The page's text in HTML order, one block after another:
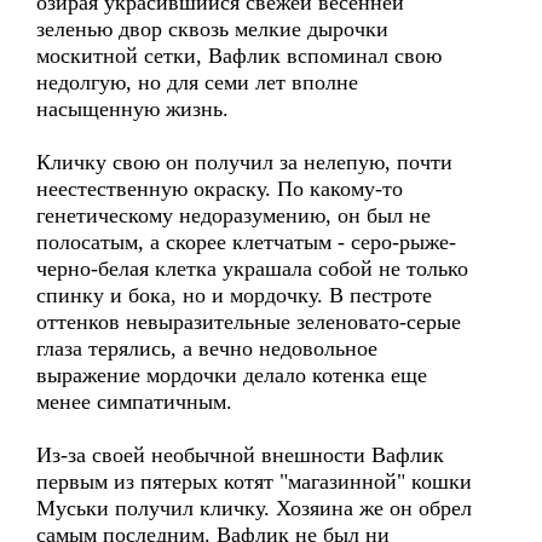
зеленью двор сквозь мелкие дырочки
москитной сетки, Вафлик вспоминал свою
недолгую, но для семи лет вполне
насыщенную жизнь.
Кличку свою он получил за нелепую, почти
неестественную окраску. По какому-то
генетическому недоразумению, он был не
полосатым, а скорее клетчатым - серо-рыже-
черно-белая клетка украшала собой не только
спинку и бока, но и мордочку. В пестроте
оттенков невыразительные зеленовато-серые
глаза терялись, а вечно недовольное
выражение мордочки делало котенка еще
менее симпатичным.
Из-за своей необычной внешности Вафлик
первым из пятерых котят "магазинной" кошки
Муськи получил кличку. Хозяина же он обрел
самым последним. Вафлик не был ни